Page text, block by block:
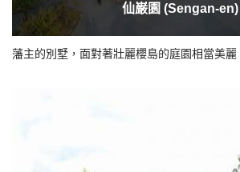
仙巌園 (Sengan-en)
藩主的別墅，面對著壯麗櫻島的庭園相當美麗